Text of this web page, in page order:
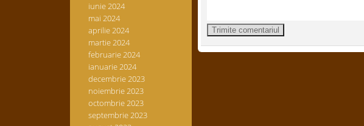
iunie 2024
mai 2024
aprilie 2024
martie 2024
februarie 2024
ianuarie 2024
decembrie 2023
noiembrie 2023
octombrie 2023
septembrie 2023